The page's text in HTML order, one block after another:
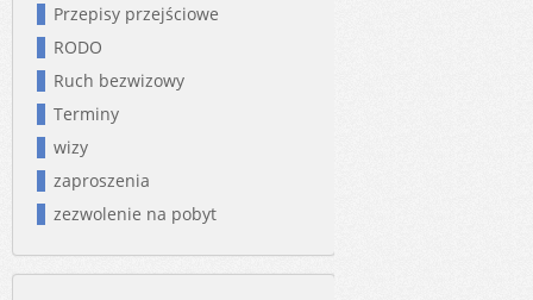
Przepisy przejściowe
RODO
Ruch bezwizowy
Terminy
wizy
zaproszenia
zezwolenie na pobyt